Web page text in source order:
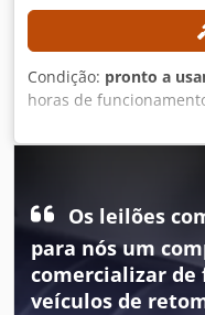
Condição: pronto a
horas de
do braço:1 850 mm,
venda ao maior lance!
carga: 12 kg Alcance:
Horas de operação:
Conteúdo da entrega:
comando + Painel de
I/O Slave
Os leilões
para nós um
comercializar
veículos de